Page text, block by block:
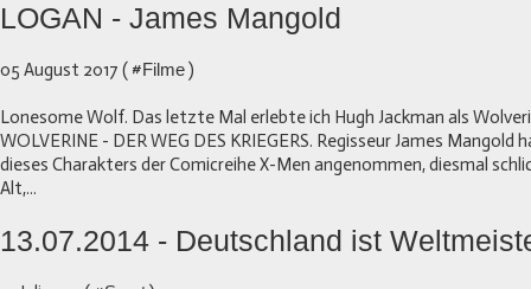
LOGAN - James Mangold
05 August 2017 ( #Filme)
Lonesome Wolf. Das letzte Mal erlebte ich Hugh Jackman als
WOLVERINE - DER WEG DES KRIEGERS. Regisseur James
dieses Charakters der Comicreihe X-Men angenommen, diesmal
Alt,...
13.07.2014 - Deutschland ist